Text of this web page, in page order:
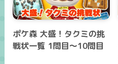
ポケ森 大盛！タクミの挑
戦状一覧 1問目～10問目